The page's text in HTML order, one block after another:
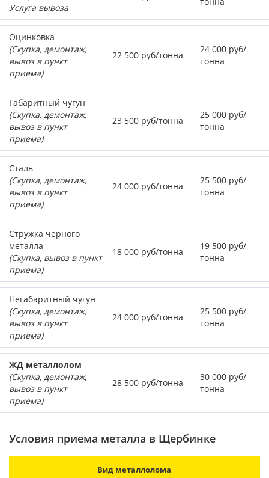
Услуга вывоза
Оцинковка
(Скупка, демонтаж,
вывоз в пункт
приема)
22 500 руб/тонна
24 000 руб/
тонна
Габаритный чугун
(Скупка, демонтаж,
вывоз в пункт
приема)
23 500 руб/тонна
25 000 руб/
тонна
Сталь
(Скупка, демонтаж,
вывоз в пункт
приема)
24 000 руб/тонна
25 500 руб/
тонна
Стружка черного
металла
(Скупка, вывоз в пункт
приема)
18 000 руб/тонна
19 500 руб/
тонна
Негабаритный чугун
(Скупка, демонтаж,
вывоз в пункт
приема)
24 000 руб/тонна
25 500 руб/
тонна
ЖД металлолом
(Скупка, демонтаж,
вывоз в пункт
приема)
28 500 руб/тонна
30 000 руб/
тонна
Условия приема металла в Щербинке
Вид металлолома